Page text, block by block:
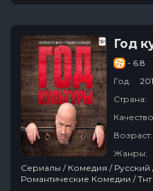
Год
- 6.8
Год:
Страна:
Возраст:
Жанры:
Сериалы / Комедия /
Романтические Комедии / Тнт